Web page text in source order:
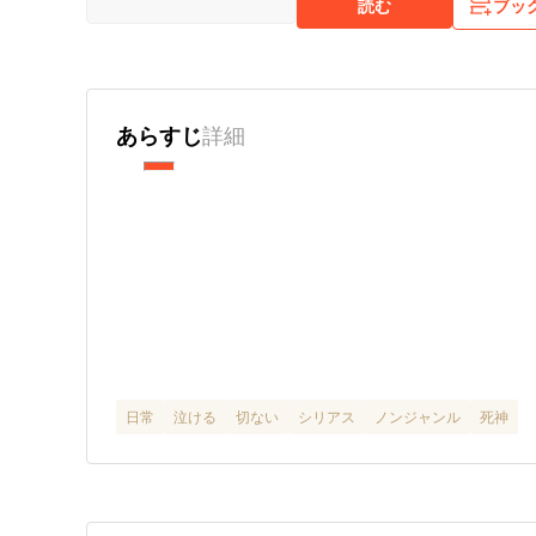
あらすじ詳細
日常 泣ける 切ない シリアス ノンジャンル 死神